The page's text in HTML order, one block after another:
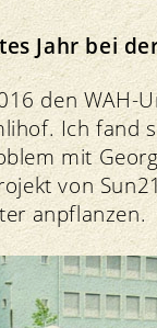
Jahr bei
den WAH-
Ich fand
mit
von
anpflanzen.